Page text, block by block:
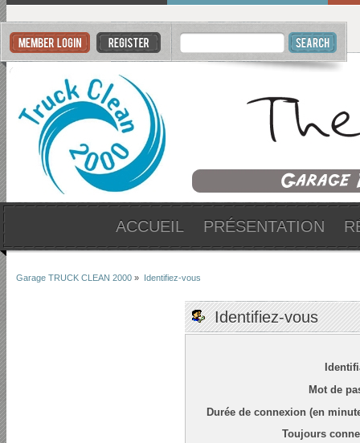
ACCUEIL PRÉSENTATION
Garage TRUCK CLEAN 2000 » Identifiez-vous
Identifiez-vous
Mot de
Durée de connexion (en
Toujours